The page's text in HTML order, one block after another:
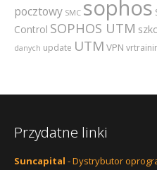
pocztowy SMC sophos
Control SOPHOS UTM
danych update UTM VPN
Przydatne linki
Suncapital - Dystrybutor